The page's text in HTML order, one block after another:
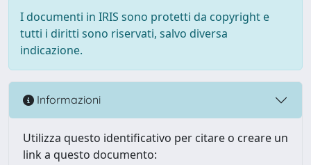
I documenti in IRIS sono protetti da copyright e
tutti i diritti sono riservati, salvo diversa
indicazione.
Informazioni
Utilizza questo identificativo per citare o creare un
link a questo documento: